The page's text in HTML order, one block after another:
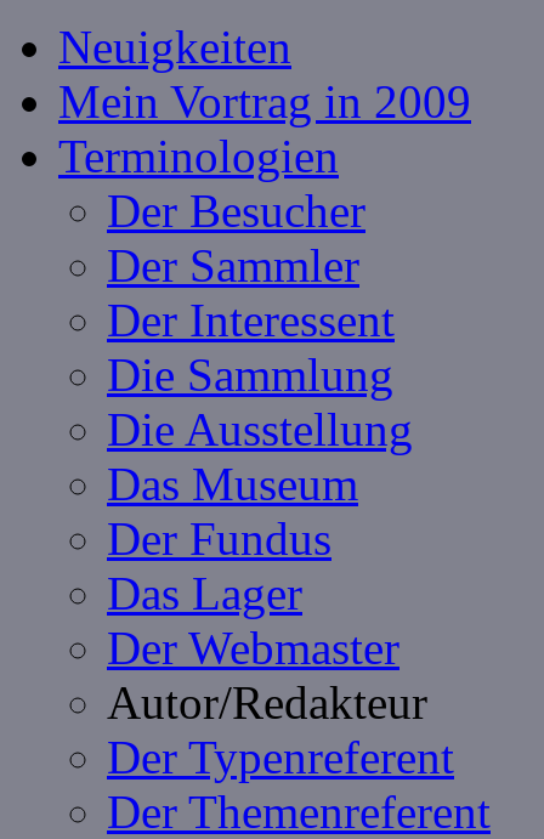
Neuigkeiten
Mein Vortrag in 2009
Terminologien
Der Besucher
Der Sammler
Der Interessent
Die Sammlung
Die Ausstellung
Das Museum
Der Fundus
Das Lager
Der Webmaster
Autor/Redakteur
Der Typenreferent
Der Themenreferent